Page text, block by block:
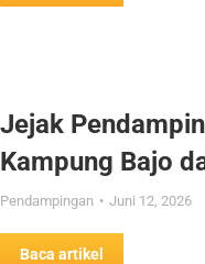
Jejak
Kampung Bajo
Pendampingan Juni 12, 2026
Baca artikel